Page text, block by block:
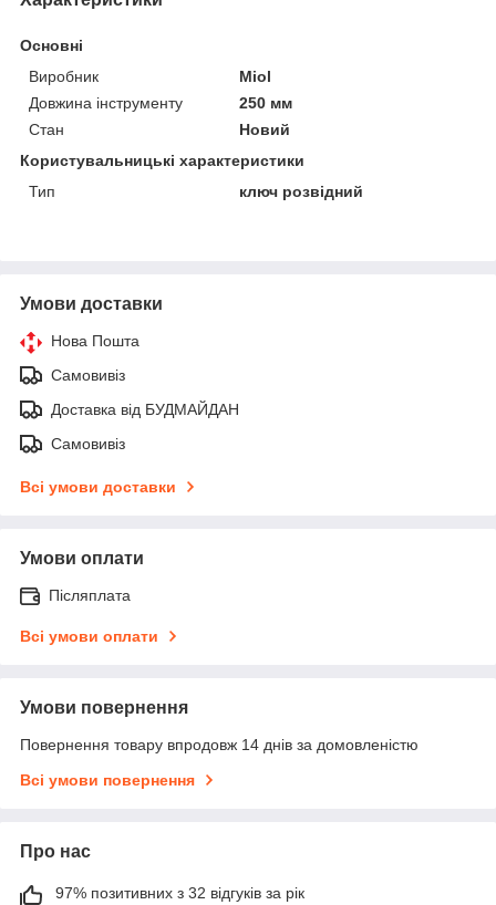
Основні
Виробник
Miol
Довжина інструменту
250 мм
Стан
Новий
Користувальницькі характеристики
Тип
ключ розвідний
Умови доставки
Нова Пошта
Самовивіз
Доставка від БУДМАЙДАН
Самовивіз
Всі умови доставки
Умови оплати
Післяплата
Всі умови оплати
Умови повернення
Повернення товару впродовж 14 днів за домовленістю
Всі умови повернення
Про нас
97% позитивних з 32 відгуків за рік